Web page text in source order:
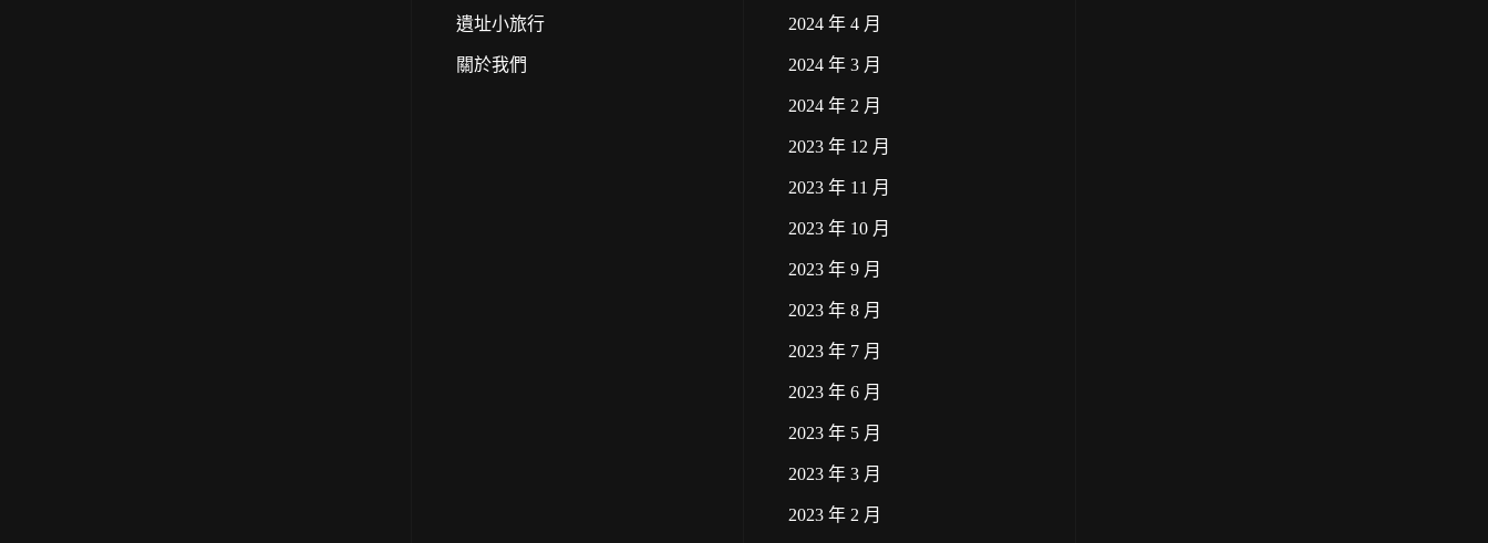
遺址小旅行
關於我們
2024 年 4 月
2024 年 3 月
2024 年 2 月
2023 年 12 月
2023 年 11 月
2023 年 10 月
2023 年 9 月
2023 年 8 月
2023 年 7 月
2023 年 6 月
2023 年 5 月
2023 年 3 月
2023 年 2 月